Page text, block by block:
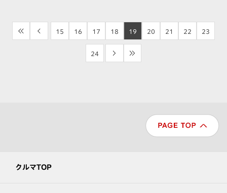
<< < 15 16 17 18 19 20 21 22 23
24 > >>
クルマTOP